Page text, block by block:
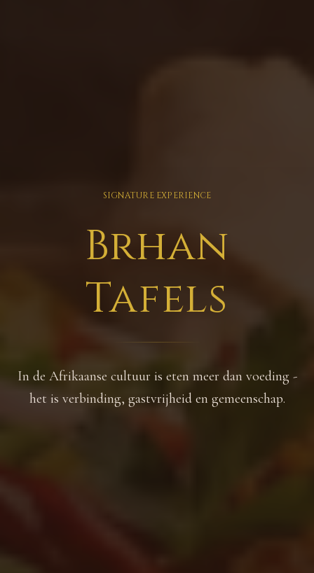
SIGNATURE EXPERIENCE
Brhan
Tafels
In de Afrikaanse cultuur is eten meer dan voeding -
het is verbinding, gastvrijheid en gemeenschap.